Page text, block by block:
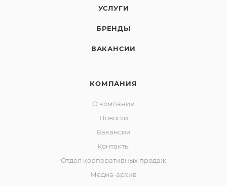
УСЛУГИ
БРЕНДЫ
ВАКАНСИИ
КОМПАНИЯ
О компании
Новости
Вакансии
Контакты
Отдел корпоративных продаж
Медиа-архив